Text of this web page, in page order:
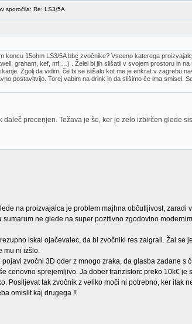
sporočila: Re: LS3/5A
koncu 15ohm LS3/5A bbc zvočnike? Vseeno katerega
graham, kef, mf,…) . Želel bi jih slišatii v svojem prostoru in na
Zgolj da vidim, če bi se slišalo kot me je enkrat v zagrebu
postavitvijo. Torej vabim na drink in da slišimo če ima smisel.
daleč precenjen. Težava je še, ker je zelo izbirčen glede
na proizvajalca je problem majhna občutljivost, zaradi
ne glede na super pozitivno zgodovino
iskal ojačevalec, da bi zvočniki res zaigrali. Žal se
mu ni izšlo.
zvočni 3D oder z mnogo zraka, da glasba zadane s
cenovno sprejemljivo. Ja dober tranzistorc preko 10k€ je
Posiljevat tak zvočnik z veliko moči ni potrebno, ker itak
omislit kaj drugega !!